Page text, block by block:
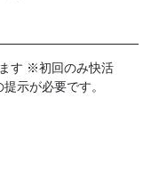
す ※初回のみ快活
示が必要です。